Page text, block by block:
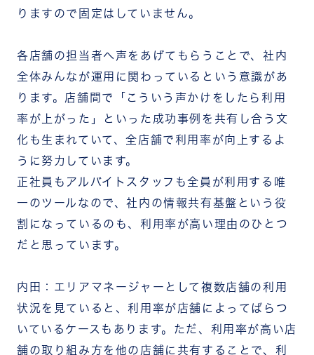
りますので固定はしていません。
各店舗の担当者へ声をあげてもらうことで、社内
全体みんなが運用に関わっているという意識があ
ります。店舗間で「こういう声かけをしたら利用
率が上がった」といった成功事例を共有し合う文
化も生まれていて、全店舗で利用率が向上するよ
うに努力しています。
正社員もアルバイトスタッフも全員が利用する唯
一のツールなので、社内の情報共有基盤という役
割になっているのも、利用率が高い理由のひとつ
だと思っています。
内田：エリアマネージャーとして複数店舗の利用
状況を見ていると、利用率が店舗によってばらつ
いているケースもあります。ただ、利用率が高い店
舗の取り組み方を他の店舗に共有することで、利